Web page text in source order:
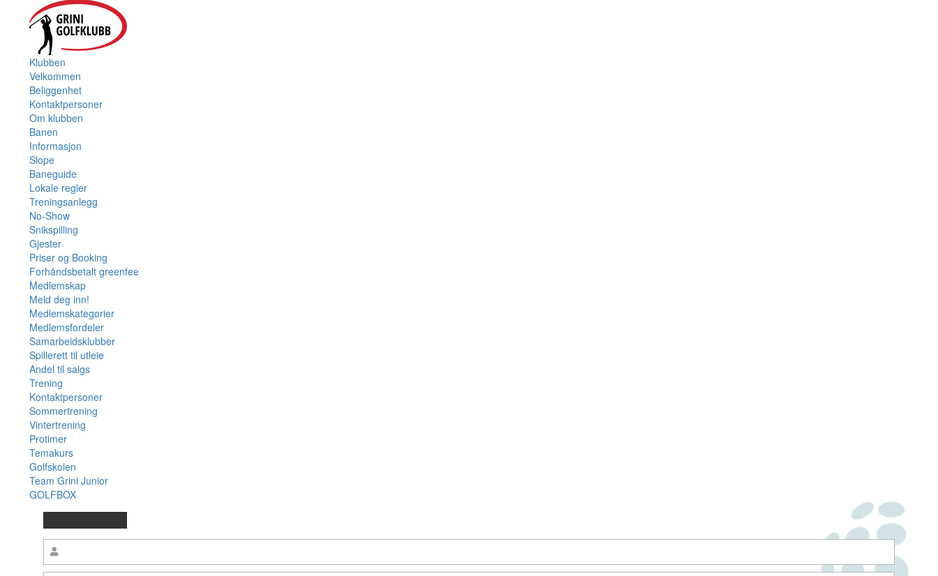
Klubben
Velkommen
Beliggenhet
Kontaktpersoner
Om klubben
Banen
Informasjon
Slope
Baneguide
Lokale regler
Treningsanlegg
No-Show
Snikspilling
Gjester
Priser og Booking
Forhåndsbetalt greenfee
Medlemskap
Meld deg inn!
Medlemskategorier
Medlemsfordeler
Samarbeidsklubber
Spillerett til utleie
Andel til salgs
Trening
Kontaktpersoner
Sommertrening
Vintertrening
Protimer
Temakurs
Golfskolen
Team Grini Junior
GOLFBOX